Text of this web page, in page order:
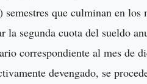
que culminan en los
segunda cuota del sueldo
correspondiente al mes de
devengado, se